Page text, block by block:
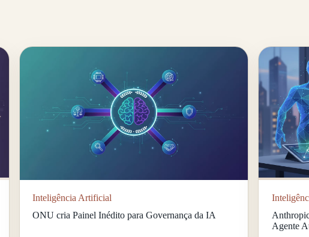
Inteligência Artificial
ONU cria Painel Inédito para Governança da IA
Agente